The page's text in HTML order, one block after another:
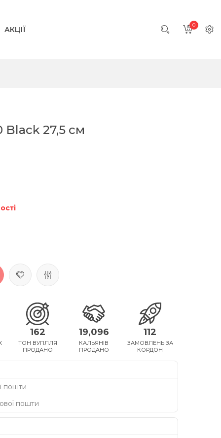
АКЦІЇ
0
Black 27,5 см
162
ТОН ВУГІЛЛЯ
ПРОДАНО
19,096
КАЛЬЯНІВ
ПРОДАНО
112
ЗАМОВЛЕНЬ ЗА
КОРДОН
пошти
пошти